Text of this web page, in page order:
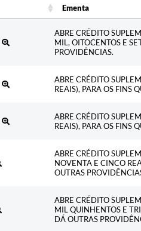
Ementa
ABRE CRÉDITO
MIL, OITOCENTOS E
PROVIDÊNCIAS.
ABRE CRÉDITO
REAIS), PARA OS FINS
ABRE CRÉDITO
REAIS), PARA OS FINS
ABRE CRÉDITO
NOVENTA E CINCO
OUTRAS
ABRE CRÉDITO
MIL QUINHENTOS E
DÁ OUTRAS